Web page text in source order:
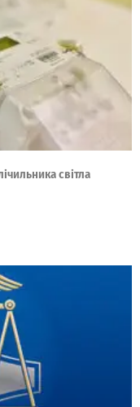
світла